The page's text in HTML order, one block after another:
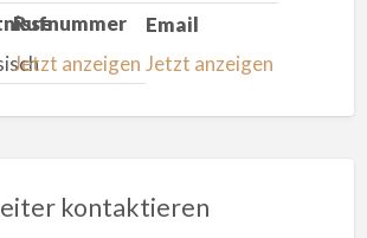
Rufnummer
Jetzt anzeigen
Email
Jetzt anzeigen
kontaktieren